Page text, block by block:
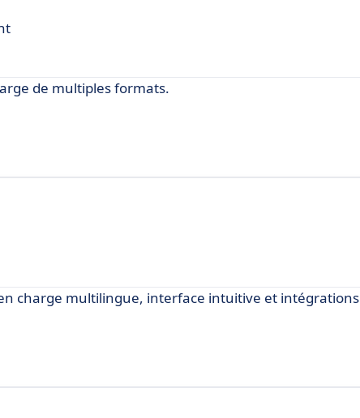
de multiples formats.
charge multilingue, interface intuitive et intégrations